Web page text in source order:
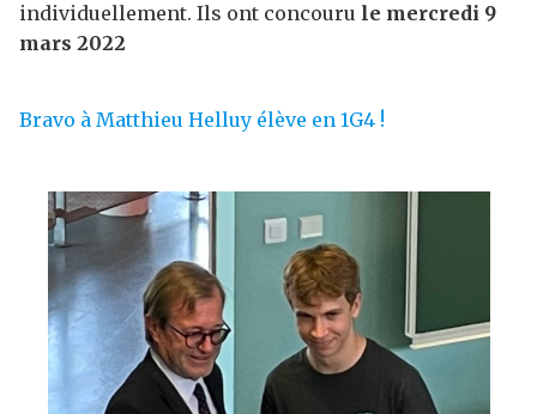
individuellement. Ils ont concouru le mercredi 9
mars 2022
Bravo à Matthieu Helluy élève en 1G4 !